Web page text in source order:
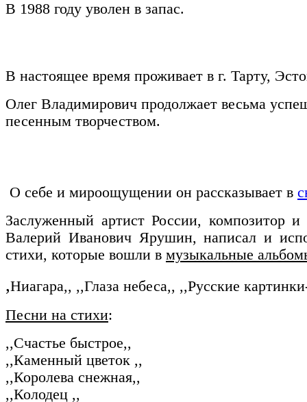
В 1988 году уволен в запас.
В настоящее время проживает в г. Тарту,
Олег Владимирович продолжает весьма
песенным творчеством.
О себе и мироощущении он рассказывает в
Заслуженный артист России, композитор
Валерий Иванович Ярушин, написал и
стихи, которые вошли в музыкальные
,Ниагара,, ,,Глаза небеса,, ,,Русские
Песни на стихи:
,,Счастье быстрое,,
,,Каменный цветок ,,
,,Королева снежная,,
,,Колодец ,,